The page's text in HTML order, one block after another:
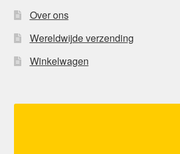
Over ons
Wereldwijde verzending
Winkelwagen